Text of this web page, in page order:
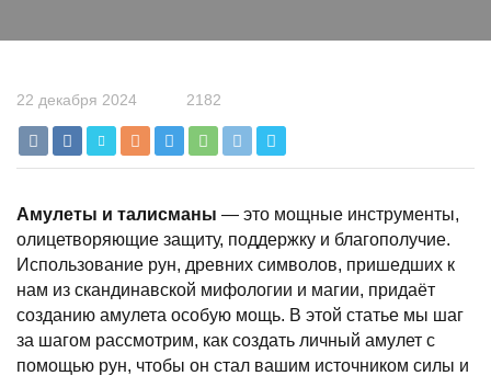
22 декабря 2024 2182
Амулеты и талисманы — это мощные инструменты,
олицетворяющие защиту, поддержку и благополучие.
Использование рун, древних символов, пришедших к
нам из скандинавской мифологии и магии, придаёт
созданию амулета особую мощь. В этой статье мы шаг
за шагом рассмотрим, как создать личный амулет с
помощью рун, чтобы он стал вашим источником силы и